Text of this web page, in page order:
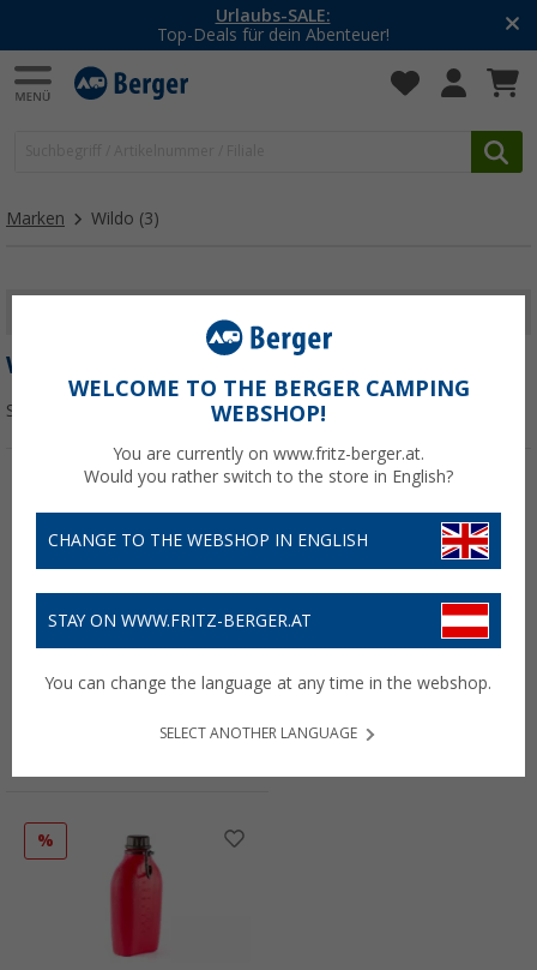
Urlaubs-SALE:
Top-Deals für dein Abenteuer!
Marken Wildo (3)
WILDO
Sortieren:
60€
Wildo Camp-A-Box Basic
10,99€
Lieferbar
%
WELCOME TO THE BERGER CAMPING
WEBSHOP!
You are currently on www.fritz-berger.at.
Would you rather switch to the store in English?
CHANGE TO THE WEBSHOP IN ENGLISH
STAY ON WWW.FRITZ-BERGER.AT
You can change the language at any time in the webshop.
SELECT ANOTHER LANGUAGE